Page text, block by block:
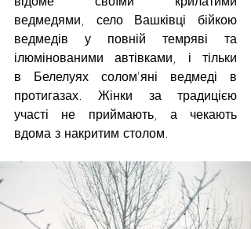
ведмедями, село Вашківці бійкою
ведмедів у повній темряві та
ілюмінованими автівками, і тільки
в Белелуях солом'яні ведмеді в
протигазах. Жінки за традицією
участі не приймають, а чекають
вдома з накритим столом.